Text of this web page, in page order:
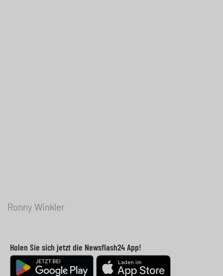
Ronny Winkler
Holen Sie sich jetzt die Newsflash24 App!